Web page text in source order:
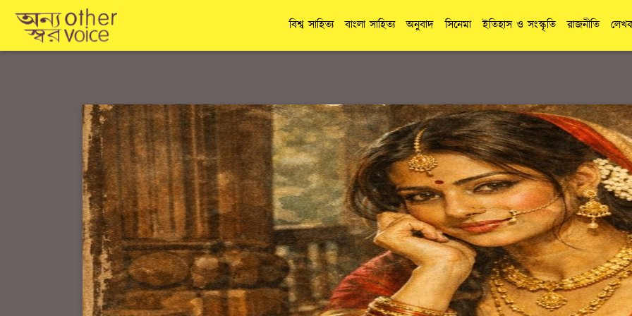
বিশ্ব সাহিত্য বাংলা সাহিত্য অনুবাদ সিনেমা ইতিহাস ও সংস্কৃতি রাজনীতি